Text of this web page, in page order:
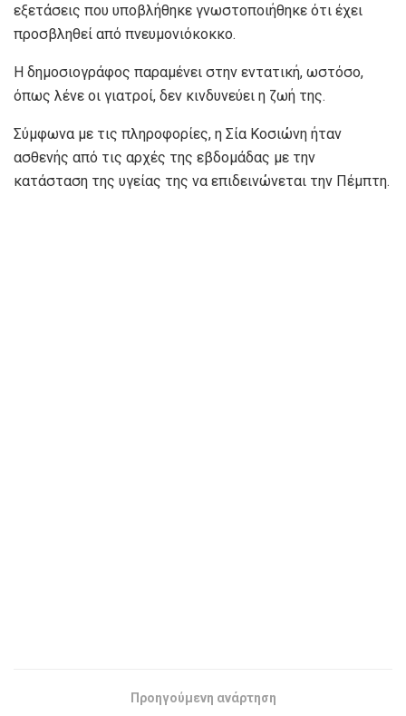
εξετάσεις που υποβλήθηκε γνωστοποιήθηκε ότι έχει
προσβληθεί από πνευμονιόκοκκο.
Η δημοσιογράφος παραμένει στην εντατική, ωστόσο,
όπως λένε οι γιατροί, δεν κινδυνεύει η ζωή της.
Σύμφωνα με τις πληροφορίες, η Σία Κοσιώνη ήταν
ασθενής από τις αρχές της εβδομάδας με την
κατάσταση της υγείας της να επιδεινώνεται την Πέμπτη.
Προηγούμενη ανάρτηση